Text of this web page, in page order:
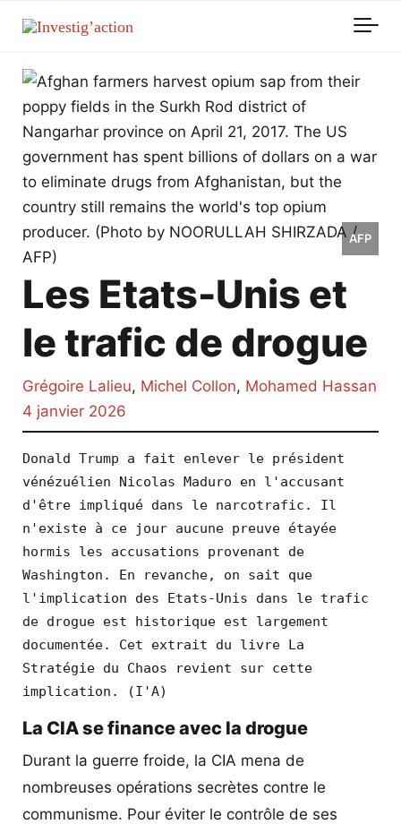
AFP
Les Etats-Unis et
le trafic de drogue
Grégoire Lalieu, Michel Collon, Mohamed Hassan
4 janvier 2026
Donald Trump a fait enlever le président
vénézuélien Nicolas Maduro en l'accusant
d'être impliqué dans le narcotrafic. Il
n'existe à ce jour aucune preuve étayée
hormis les accusations provenant de
Washington. En revanche, on sait que
l'implication des Etats-Unis dans le trafic
de drogue est historique est largement
documentée. Cet extrait du livre La
Stratégie du Chaos revient sur cette
implication. (I'A)
La CIA se finance avec la drogue
Durant la guerre froide, la CIA mena de
nombreuses opérations secrètes contre le
communisme. Pour éviter le contrôle de ses